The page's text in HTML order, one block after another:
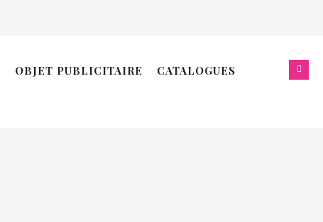
OBJET PUBLICITAIRE
CATALOGUES